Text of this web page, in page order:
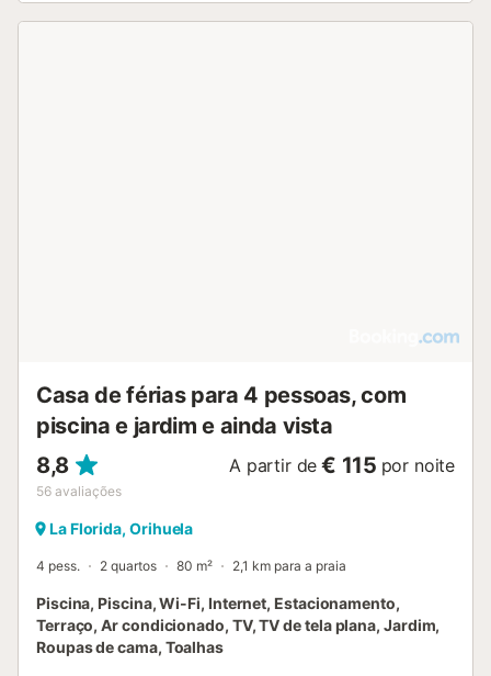
Casa de férias para 4 pessoas, com
piscina e jardim e ainda vista
8,8
56 avaliações
A partir de € 115 por noite
La Florida, Orihuela
4 pess. 2 quartos 80 m² 2,1 km para a praia
Piscina, Piscina, Wi-Fi, Internet, Estacionamento,
Terraço, Ar condicionado, TV, TV de tela plana, Jardim,
Roupas de cama, Toalhas